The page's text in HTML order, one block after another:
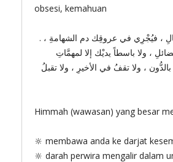
obsesi, kemahuan
. وكِبَرُ الهمَّةِ يجلبُ لك . بإذن اللهِ خيْراً غير مجذوذٍ ، لترقى إلى درجاتِ الكمالِ ، فيُجْرِي في عروقِك دم الشهامةِ ،
، ولا باسطاً يديْك إلا لمهمَّاتِ
، ولا تقفُ في الأخيرِ ، ولا تقبلُ
Himmah (wawasan) yang besar
🔆 membawa anda ke darjat
🔆 darah perwira mengalir dalam